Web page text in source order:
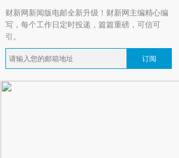
财新网新闻版电邮全新升级！财新网主编精心编
写，每个工作日定时投递，篇篇重磅，可信可
引。
订阅